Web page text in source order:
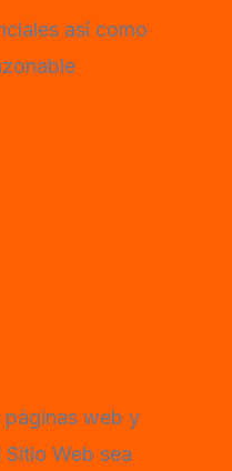
así como
páginas web y
Web sea